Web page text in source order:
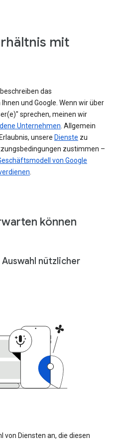
mit
das
und Google. Wenn wir über
sprechen, meinen wir
Unternehmen . Allgemein
unsere Dienste zu
zustimmen –
von Google
können
nützlicher
von Diensten an, die diesen